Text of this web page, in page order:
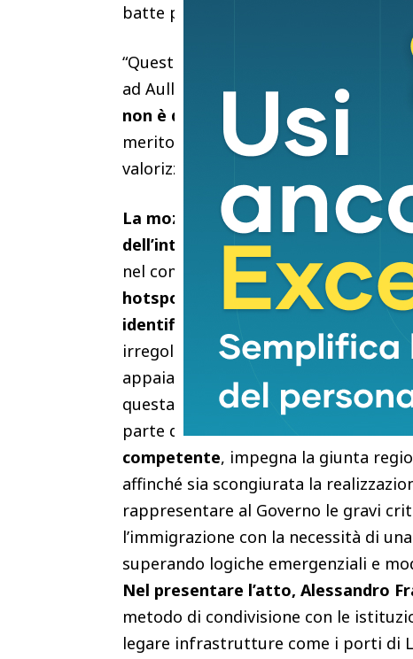
batte per la dignità, per
“Questo atto permette di esprimere
ad Aulla”, ha esordito il governatore
non è disponibile e che i Cpr
merito di Aulla, poi, “la scelta è
valorizzazione della Lunigiana”,
La mozione del gruppo Pd,
dell’interno
, tramite la prefettura di
nel comune di Collesalvetti – di
hotspot destinato alla gestione
identificazione e di successivo
irregolarmente sul territorio
appaia compatibile con le
questa zona e di come siano già
parte del sindaco di Livorno, della
competente, impegna la giunta
affinché sia scongiurata la
rappresentare al Governo le gravi
l’immigrazione con la necessità di
superando logiche emergenziali e
Nel presentare l’atto, Alessandro
metodo di condivisione con le
legare infrastrutture come i porti di